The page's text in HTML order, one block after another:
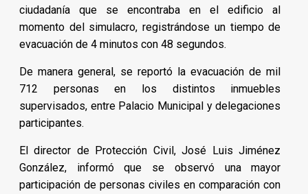
ciudadanía que se encontraba en el edificio al
momento del simulacro, registrándose un tiempo de
evacuación de 4 minutos con 48 segundos.
De manera general, se reportó la evacuación de mil
712 personas en los distintos inmuebles
supervisados, entre Palacio Municipal y delegaciones
participantes.
El director de Protección Civil, José Luis Jiménez
González, informó que se observó una mayor
participación de personas civiles en comparación con